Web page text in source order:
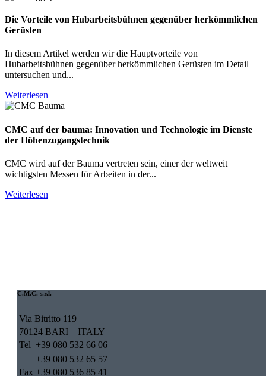
Die Vorteile von Hubarbeitsbühnen gegenüber herkömmlichen
Gerüsten
In diesem Artikel werden wir die Hauptvorteile von
Hubarbeitsbühnen gegenüber herkömmlichen Gerüsten im Detail
untersuchen und...
Weiterlesen
CMC auf der bauma: Innovation und Technologie im Dienste
der Höhenzugangstechnik
CMC wird auf der Bauma vertreten sein, einer der weltweit
wichtigsten Messen für Arbeiten in der...
Weiterlesen
C.M.C. s.r.l.
Via Bitritto 119
70124 BARI – ITALY
Tel +39 080 532 66 06
+39 080 532 65 57
Fax +39 080 536 85 41